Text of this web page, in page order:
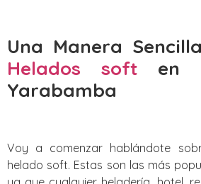
Una Manera
Helados soft en
Yarabamba
Voy a comenzar hablándote
helado soft. Estas son las más